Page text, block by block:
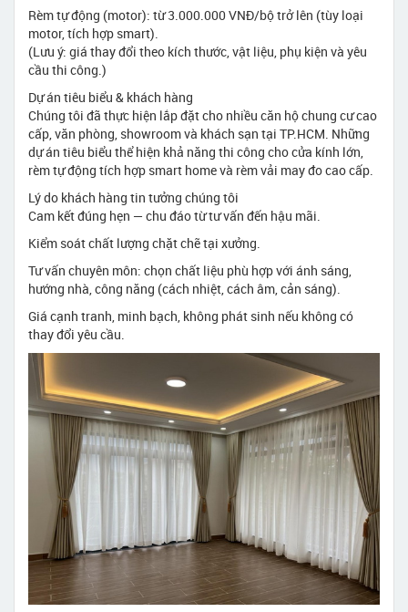
Rèm tự động (motor): từ 3.000.000 VNĐ/bộ trở lên (tùy loại
motor, tích hợp smart).
(Lưu ý: giá thay đổi theo kích thước, vật liệu, phụ kiện và yêu
cầu thi công.)
Dự án tiêu biểu & khách hàng
Chúng tôi đã thực hiện lắp đặt cho nhiều căn hộ chung cư cao
cấp, văn phòng, showroom và khách sạn tại TP.HCM. Những
dự án tiêu biểu thể hiện khả năng thi công cho cửa kính lớn,
rèm tự động tích hợp smart home và rèm vải may đo cao cấp.
Lý do khách hàng tin tưởng chúng tôi
Cam kết đúng hẹn — chu đáo từ tư vấn đến hậu mãi.
Kiểm soát chất lượng chặt chẽ tại xưởng.
Tư vấn chuyên môn: chọn chất liệu phù hợp với ánh sáng,
hướng nhà, công năng (cách nhiệt, cách âm, cản sáng).
Giá cạnh tranh, minh bạch, không phát sinh nếu không có
thay đổi yêu cầu.